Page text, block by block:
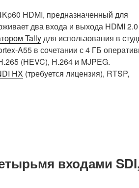
HDMI, предназначенный для
два входа и выхода HDMI
Tallyдля использования в
A55 в сочетании с 4 ГБ
(HEVC), H.264 и MJPEG.
HX (требуется лицензия), RTSP,
входами